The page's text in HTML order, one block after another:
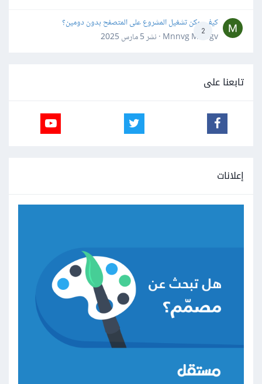
2
كيف يمكن تشغيل المشروع على المتصفح بدون دومين؟
Mnnvg Mnbgv · نشر
5 مارس 2025
تابعنا على
إعلانات